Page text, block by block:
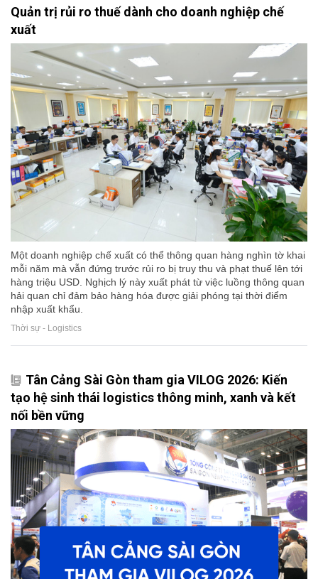
Quản trị rủi ro thuế dành cho doanh nghiệp chế
xuất
Một doanh nghiệp chế xuất có thể thông quan hàng nghìn tờ khai
mỗi năm mà vẫn đứng trước rủi ro bị truy thu và phạt thuế lên tới
hàng triệu USD. Nghịch lý này xuất phát từ việc luồng thông quan
hải quan chỉ đảm bảo hàng hóa được giải phóng tại thời điểm
nhập xuất khẩu.
Thời sự - Logistics
Tân Cảng Sài Gòn tham gia VILOG 2026: Kiến
tạo hệ sinh thái logistics thông minh, xanh và kết
nối bền vững